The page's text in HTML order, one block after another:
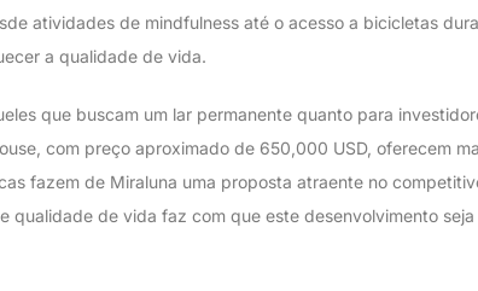
atividades de mindfulness até o acesso a bicicletas
a qualidade de vida.
que buscam um lar permanente quanto para
com preço aproximado de 650,000 USD, oferecem
fazem de Miraluna uma proposta atraente no
qualidade de vida faz com que este desenvolvimento